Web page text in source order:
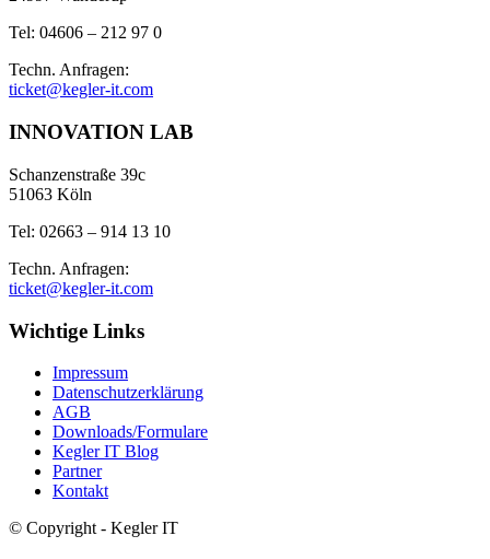
Tel: 04606 – 212 97 0
Techn. Anfragen:
ticket@kegler-it.com
INNOVATION LAB
Schanzenstraße 39c
51063 Köln
Tel: 02663 – 914 13 10
Techn. Anfragen:
ticket@kegler-it.com
Wichtige Links
Impressum
Datenschutzerklärung
AGB
Downloads/Formulare
Kegler IT Blog
Partner
Kontakt
© Copyright - Kegler IT